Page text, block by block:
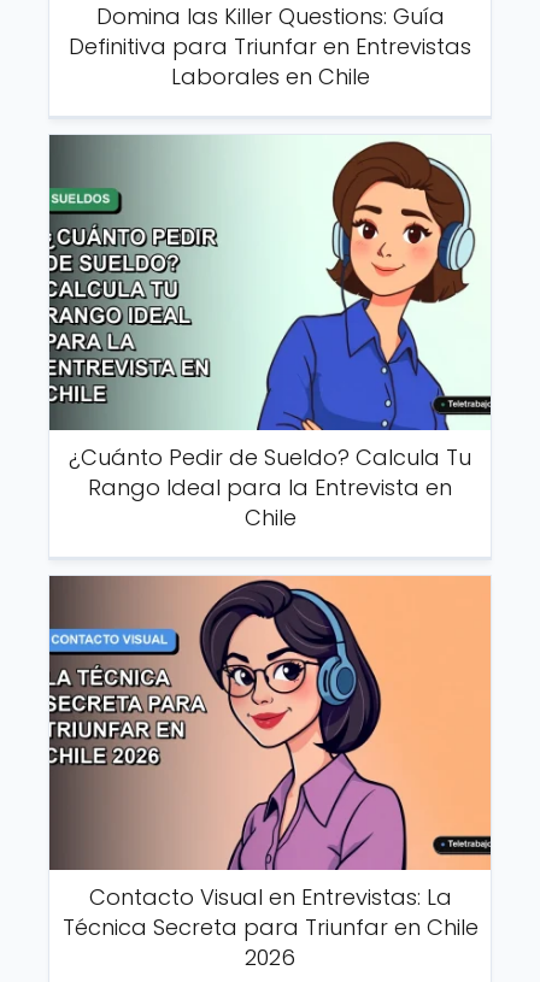
Domina las Killer Questions: Guía
Definitiva para Triunfar en Entrevistas
Laborales en Chile
¿Cuánto Pedir de Sueldo? Calcula Tu
Rango Ideal para la Entrevista en
Chile
Contacto Visual en Entrevistas: La
Técnica Secreta para Triunfar en Chile
2026